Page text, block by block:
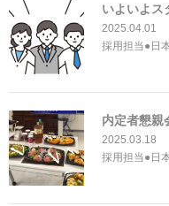
いよいよス
2025.04.01
採用担当●日
内定者懇親
2025.03.18
採用担当●日